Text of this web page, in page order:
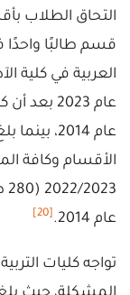
التحاق الطلاب
قسم طالبًا واحدًا
عام
الأقسام وكافة
عام 2014.
[20]
تواجه كليات